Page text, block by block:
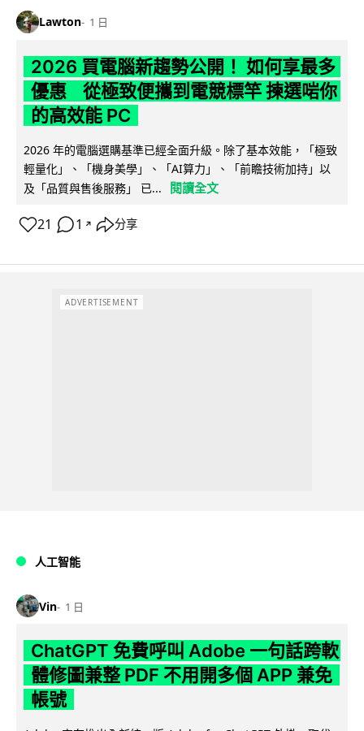
Lawton 1 日
2026 買電腦新趨勢公開！ 如何享最多
優惠 從極致便攜到電競標竿 揀選啱你
的高效能 PC
2026 年的電腦選購基準已經全面升級。除了基本效能，「極致
輕量化」、「機身美學」、「AI算力」、「前瞻技術加持」以
及「品質與售後服務」 已...
閱讀全文
21 1 ↗ 分享
ADVERTISEMENT
人工智能
Vin 1 日
ChatGPT 免費呼叫 Adobe 一句話跨軟
體修圖兼整 PDF 不用開多個 APP 兼免
帳號